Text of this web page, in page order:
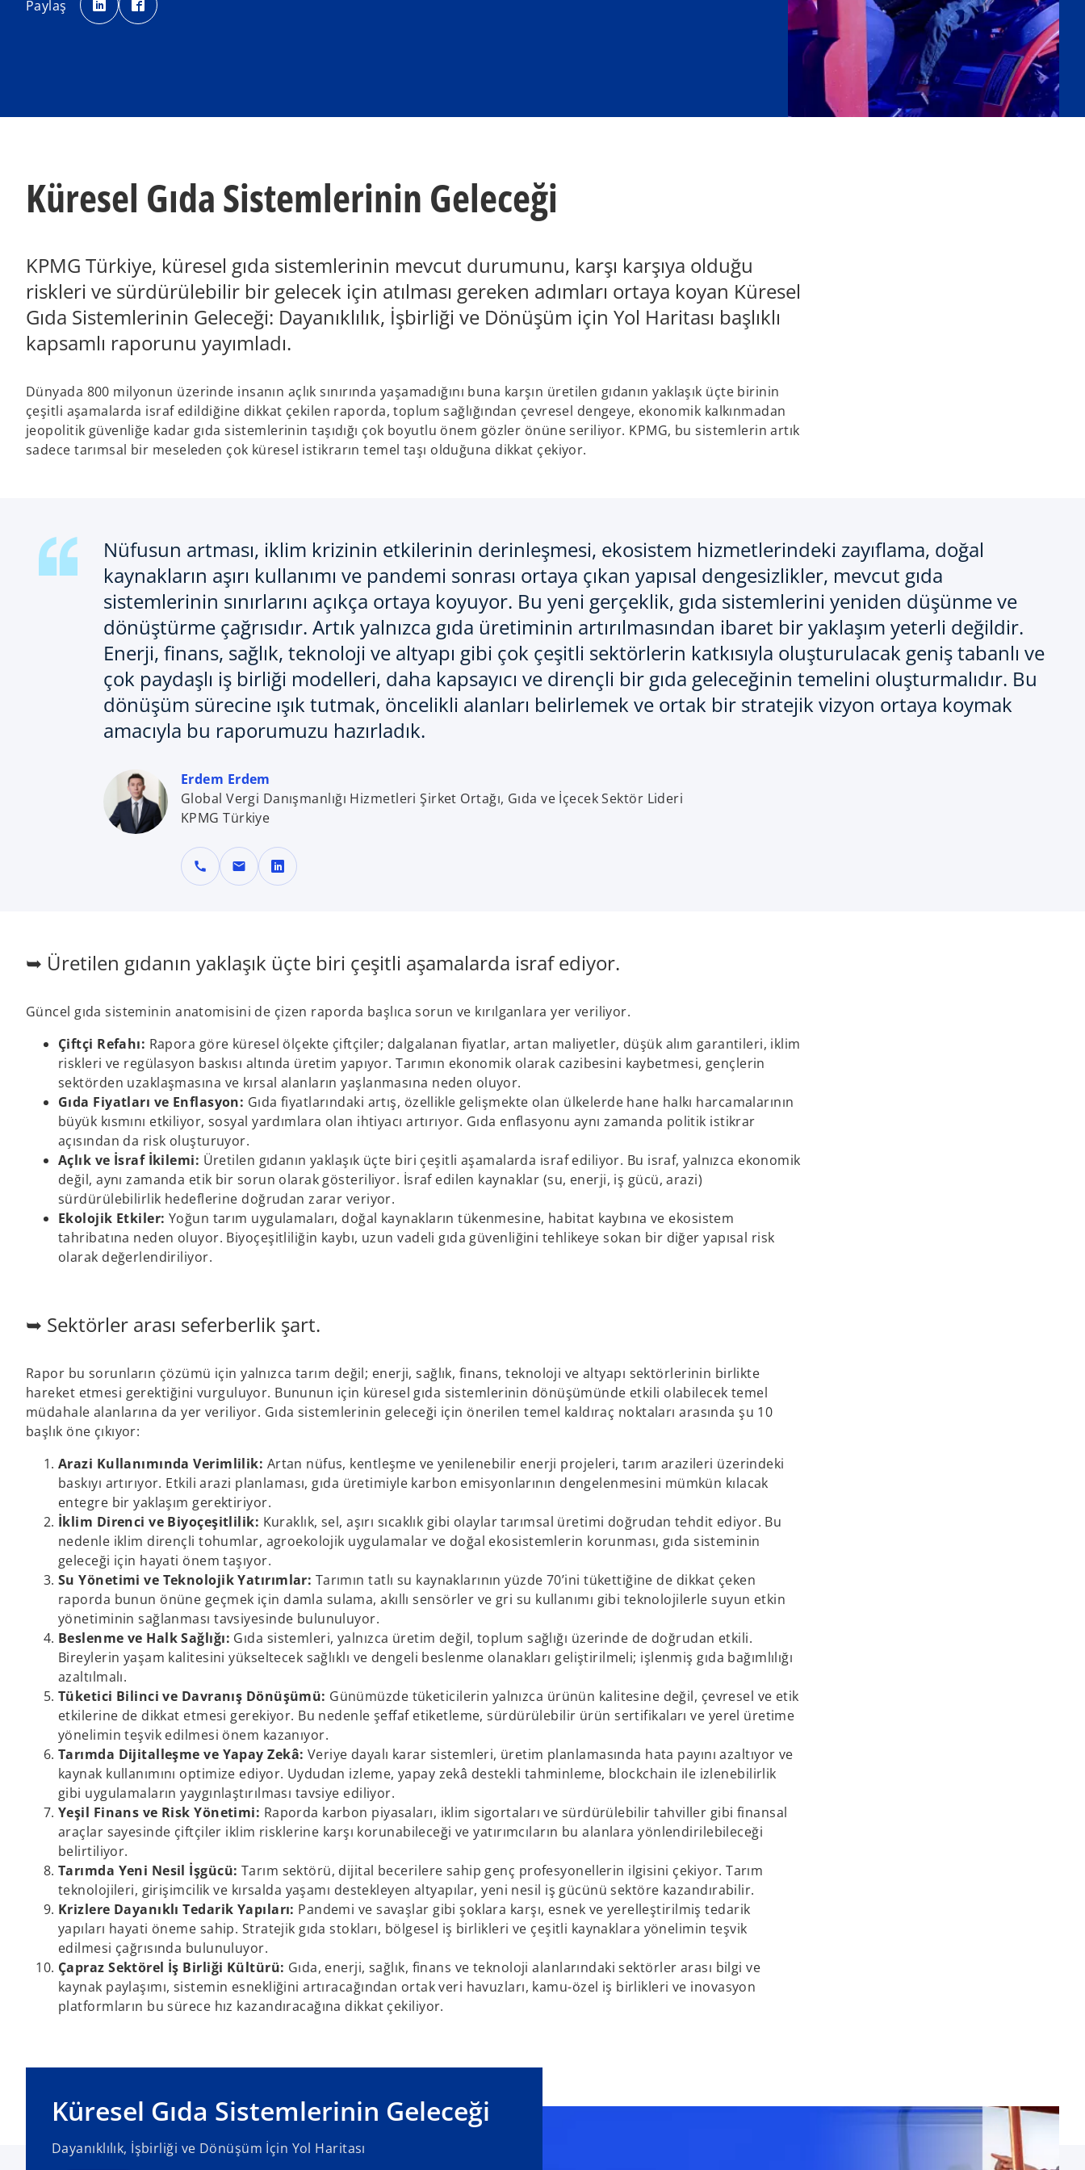
Paylaş e
n
b
e
b
Küresel Gıda Sistemlerinin Geleceği
KPMG Türkiye, küresel gıda sistemlerinin mevcut durumunu, karşı karşıya olduğu
riskleri ve sürdürülebilir bir gelecek için atılması gereken adımları ortaya koyan Küresel
Gıda Sistemlerinin Geleceği: Dayanıklılık, İşbirliği ve Dönüşüm için Yol Haritası başlıklı
kapsamlı raporunu yayımladı.
Dünyada 800 milyonun üzerinde insanın açlık sınırında yaşamadığını buna karşın üretilen gıdanın yaklaşık üçte birinin
çeşitli aşamalarda israf edildiğine dikkat çekilen raporda, toplum sağlığından çevresel dengeye, ekonomik kalkınmadan
jeopolitik güvenliğe kadar gıda sistemlerinin taşıdığı çok boyutlu önem gözler önüne seriliyor. KPMG, bu sistemlerin artık
sadece tarımsal bir meseleden çok küresel istikrarın temel taşı olduğuna dikkat çekiyor.
Nüfusun artması, iklim krizinin etkilerinin derinleşmesi, ekosistem hizmetlerindeki zayıflama, doğal
kaynakların aşırı kullanımı ve pandemi sonrası ortaya çıkan yapısal dengesizlikler, mevcut gıda
sistemlerinin sınırlarını açıkça ortaya koyuyor. Bu yeni gerçeklik, gıda sistemlerini yeniden düşünme ve
dönüştürme çağrısıdır. Artık yalnızca gıda üretiminin artırılmasından ibaret bir yaklaşım yeterli değildir.
Enerji, finans, sağlık, teknoloji ve altyapı gibi çok çeşitli sektörlerin katkısıyla oluşturulacak geniş tabanlı ve
çok paydaşlı iş birliği modelleri, daha kapsayıcı ve dirençli bir gıda geleceğinin temelini oluşturmalıdır. Bu
dönüşüm sürecine ışık tutmak, öncelikli alanları belirlemek ve ortak bir stratejik vizyon ortaya koymak
amacıyla bu raporumuzu hazırladık.
Erdem Erdem
Global Vergi Danışmanlığı Hizmetleri Şirket Ortağı, Gıda ve İçecek Sektör Lideri
KPMG Türkiye
call mail
o
s
i
a
e
w
t
a
b
➥ Üretilen gıdanın yaklaşık üçte biri çeşitli aşamalarda israf ediyor.
Güncel gıda sisteminin anatomisini de çizen raporda başlıca sorun ve kırılganlara yer veriliyor.
Çiftçi Refahı: Rapora göre küresel ölçekte çiftçiler; dalgalanan fiyatlar, artan maliyetler, düşük alım garantileri, iklim
riskleri ve regülasyon baskısı altında üretim yapıyor. Tarımın ekonomik olarak cazibesini kaybetmesi, gençlerin
sektörden uzaklaşmasına ve kırsal alanların yaşlanmasına neden oluyor.
Gıda Fiyatları ve Enflasyon: Gıda fiyatlarındaki artış, özellikle gelişmekte olan ülkelerde hane halkı harcamalarının
büyük kısmını etkiliyor, sosyal yardımlara olan ihtiyacı artırıyor. Gıda enflasyonu aynı zamanda politik istikrar
açısından da risk oluşturuyor.
Açlık ve İsraf İkilemi: Üretilen gıdanın yaklaşık üçte biri çeşitli aşamalarda israf ediliyor. Bu israf, yalnızca ekonomik
değil, aynı zamanda etik bir sorun olarak gösteriliyor. İsraf edilen kaynaklar (su, enerji, iş gücü, arazi)
sürdürülebilirlik hedeflerine doğrudan zarar veriyor.
Ekolojik Etkiler: Yoğun tarım uygulamaları, doğal kaynakların tükenmesine, habitat kaybına ve ekosistem
tahribatına neden oluyor. Biyoçeşitliliğin kaybı, uzun vadeli gıda güvenliğini tehlikeye sokan bir diğer yapısal risk
olarak değerlendiriliyor.
➥ Sektörler arası seferberlik şart.
Rapor bu sorunların çözümü için yalnızca tarım değil; enerji, sağlık, finans, teknoloji ve altyapı sektörlerinin birlikte
hareket etmesi gerektiğini vurguluyor. Bununun için küresel gıda sistemlerinin dönüşümünde etkili olabilecek temel
müdahale alanlarına da yer veriliyor. Gıda sistemlerinin geleceği için önerilen temel kaldıraç noktaları arasında şu 10
başlık öne çıkıyor:
Arazi Kullanımında Verimlilik: Artan nüfus, kentleşme ve yenilenebilir enerji projeleri, tarım arazileri üzerindeki
baskıyı artırıyor. Etkili arazi planlaması, gıda üretimiyle karbon emisyonlarının dengelenmesini mümkün kılacak
entegre bir yaklaşım gerektiriyor.
İklim Direnci ve Biyoçeşitlilik: Kuraklık, sel, aşırı sıcaklık gibi olaylar tarımsal üretimi doğrudan tehdit ediyor. Bu
nedenle iklim dirençli tohumlar, agroekolojik uygulamalar ve doğal ekosistemlerin korunması, gıda sisteminin
geleceği için hayati önem taşıyor.
Su Yönetimi ve Teknolojik Yatırımlar: Tarımın tatlı su kaynaklarının yüzde 70’ini tükettiğine de dikkat çeken
raporda bunun önüne geçmek için damla sulama, akıllı sensörler ve gri su kullanımı gibi teknolojilerle suyun etkin
yönetiminin sağlanması tavsiyesinde bulunuluyor.
Beslenme ve Halk Sağlığı: Gıda sistemleri, yalnızca üretim değil, toplum sağlığı üzerinde de doğrudan etkili.
Bireylerin yaşam kalitesini yükseltecek sağlıklı ve dengeli beslenme olanakları geliştirilmeli; işlenmiş gıda bağımlılığı
azaltılmalı.
Tüketici Bilinci ve Davranış Dönüşümü: Günümüzde tüketicilerin yalnızca ürünün kalitesine değil, çevresel ve etik
etkilerine de dikkat etmesi gerekiyor. Bu nedenle şeffaf etiketleme, sürdürülebilir ürün sertifikaları ve yerel üretime
yönelimin teşvik edilmesi önem kazanıyor.
Tarımda Dijitalleşme ve Yapay Zekâ: Veriye dayalı karar sistemleri, üretim planlamasında hata payını azaltıyor ve
kaynak kullanımını optimize ediyor. Uydudan izleme, yapay zekâ destekli tahminleme, blockchain ile izlenebilirlik
gibi uygulamaların yaygınlaştırılması tavsiye ediliyor.
Yeşil Finans ve Risk Yönetimi: Raporda karbon piyasaları, iklim sigortaları ve sürdürülebilir tahviller gibi finansal
araçlar sayesinde çiftçiler iklim risklerine karşı korunabileceği ve yatırımcıların bu alanlara yönlendirilebileceği
belirtiliyor.
Tarımda Yeni Nesil İşgücü: Tarım sektörü, dijital becerilere sahip genç profesyonellerin ilgisini çekiyor. Tarım
teknolojileri, girişimcilik ve kırsalda yaşamı destekleyen altyapılar, yeni nesil iş gücünü sektöre kazandırabilir.
Krizlere Dayanıklı Tedarik Yapıları: Pandemi ve savaşlar gibi şoklara karşı, esnek ve yerelleştirilmiş tedarik
yapıları hayati öneme sahip. Stratejik gıda stokları, bölgesel iş birlikleri ve çeşitli kaynaklara yönelimin teşvik
edilmesi çağrısında bulunuluyor.
Çapraz Sektörel İş Birliği Kültürü: Gıda, enerji, sağlık, finans ve teknoloji alanlarındaki sektörler arası bilgi ve
kaynak paylaşımı, sistemin esnekliğini artıracağından ortak veri havuzları, kamu-özel iş birlikleri ve inovasyon
platformların bu sürece hız kazandıracağına dikkat çekiliyor.
Küresel Gıda Sistemlerinin Geleceği
Dayanıklılık, İşbirliği ve Dönüşüm İçin Yol Haritası
n
i